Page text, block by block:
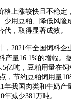
格上涨较快且不稳定
少用豆粕、降低风险
，取得显著成效。
，2021年全国饲料企
产量16.1%的增幅。
亿吨，豆粕用量在饲
，节约豆粕饲用量
年我国肉类和牛奶产
减少381万吨。